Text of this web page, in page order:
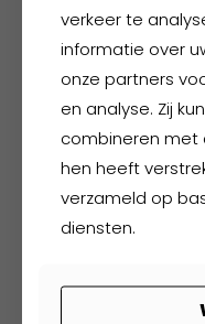
de
productpagina
Helly
Fleece JKT
€65,00excl. BTW
Dit
verkeer te
informatie over
onze partners
en analyse. Zij
combineren met
hen heeft
verzameld op
diensten.